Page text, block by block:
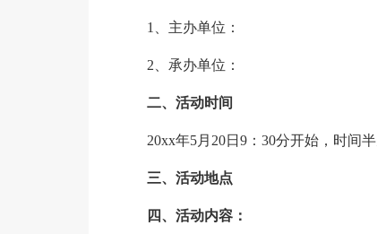
1、主办单位：
2、承办单位：
二、活动时间
20xx年5月20日9：30分开始，时间半
三、活动地点
四、活动内容：